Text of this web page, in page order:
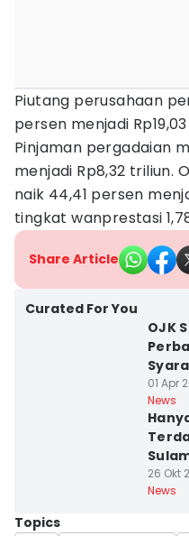
Piutang perusahaan
persen menjadi
Pinjaman pergadaian
menjadi Rp8,32 triliun.
naik 44,41 persen
tingkat wanprestasi
Share Article
Curated For You
OJK
01 Apr
News
26 Okt
News
Topics